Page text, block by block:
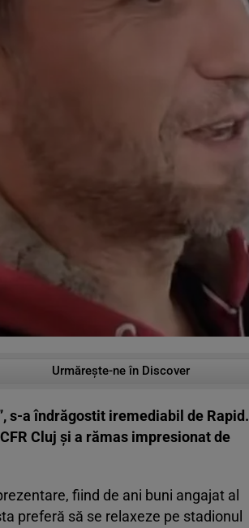
Urmărește-ne în Discover
s-a îndrăgostit iremediabil de Rapid.
Cluj și a rămas impresionat de
fiind de ani buni angajat al
preferă să se relaxeze pe stadionul